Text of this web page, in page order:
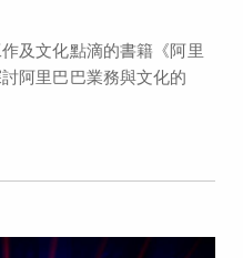
及文化點滴的書籍《阿里
阿里巴巴業務與文化的